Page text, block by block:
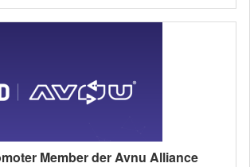
Member der Avnu Alliance